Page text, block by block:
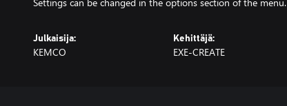
Julkaisija:
KEMCO
Kehittäjä:
EXE-CREATE